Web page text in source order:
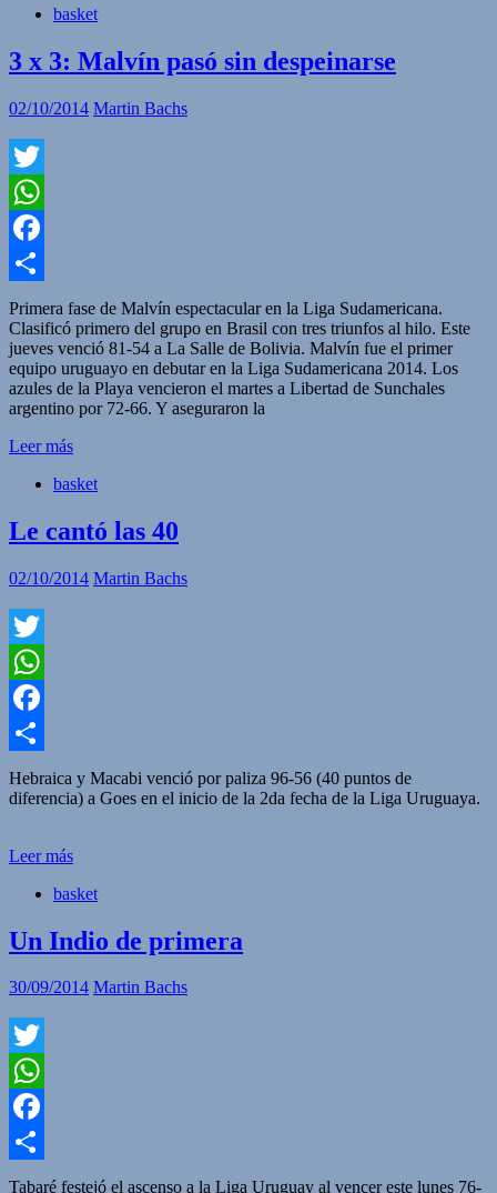
basket
3 x 3: Malvín pasó sin despeinarse
02/10/2014 Martin Bachs
Twitter
WhatsApp
Facebook
Compartir
Primera fase de Malvín espectacular en la Liga Sudamericana.
Clasificó primero del grupo en Brasil con tres triunfos al hilo. Este
jueves venció 81-54 a La Salle de Bolivia. Malvín fue el primer
equipo uruguayo en debutar en la Liga Sudamericana 2014. Los
azules de la Playa vencieron el martes a Libertad de Sunchales
argentino por 72-66. Y aseguraron la
Leer más
basket
Le cantó las 40
02/10/2014 Martin Bachs
Twitter
WhatsApp
Facebook
Compartir
Hebraica y Macabi venció por paliza 96-56 (40 puntos de
diferencia) a Goes en el inicio de la 2da fecha de la Liga Uruguaya.
Leer más
basket
Un Indio de primera
30/09/2014 Martin Bachs
Twitter
WhatsApp
Facebook
Compartir
Tabaré festejó el ascenso a la Liga Uruguay al vencer este lunes 76-